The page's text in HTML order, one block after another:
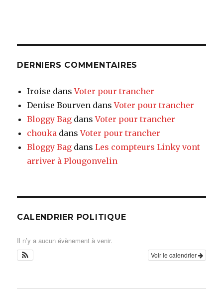
DERNIERS COMMENTAIRES
Iroise dansVoter pour trancher
Denise Bourven dansVoter pour trancher
Bloggy Bag dansVoter pour trancher
chouka dansVoter pour trancher
Bloggy Bag dansLes compteurs Linky vont
arriver à Plougonvelin
CALENDRIER POLITIQUE
Il n’y a aucun évènement à venir.
Voir le calendrier